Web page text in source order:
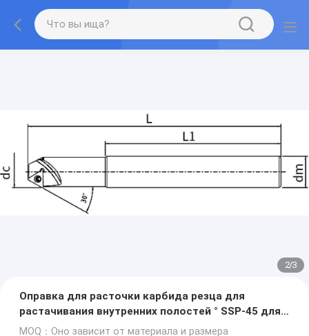
2/3
Оправка для расточки карбида резца для
растачивания внутренних полостей ° SSP-45 для
обработки стальных частей и частей сплава
MOQ：Оно зависит от материала и размера